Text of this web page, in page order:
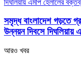
সমৃদ্ধ বাংলাদেশ গড়তে
উন্নয়ন দিবসে দিঘলিয়ায়
আরও খবর